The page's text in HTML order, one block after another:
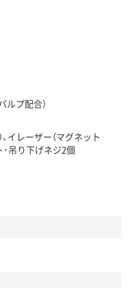
ルプ配合）
イレーザー（マグネット
･吊り下げネジ2個